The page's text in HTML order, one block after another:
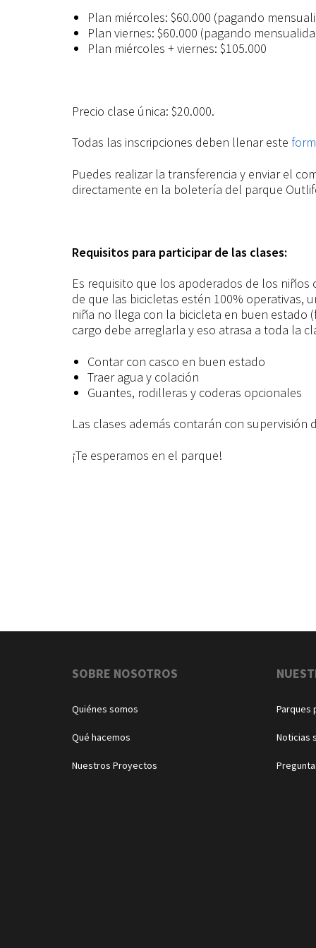
Plan miércoles: $60.000 (pagando
Plan viernes: $60.000 (pagando
Plan miércoles + viernes: $105.000
Precio clase única: $20.000.
Todas las inscripciones deben llenar este
Puedes realizar la transferencia y enviar el
directamente en la boletería del parque
Requisitos para participar de las clases:
Es requisito que los apoderados de los niños
de que las bicicletas estén 100% operativas,
niña no llega con la bicicleta en buen
cargo debe arreglarla y eso atrasa a toda la
Contar con casco en buen estado
Traer agua y colación
Guantes, rodilleras y coderas opcionales
Las clases además contarán con supervisión
¡Te esperamos en el parque!
NavegaciónSOBRE NOSOTROS
Quiénes somos
Qué hacemos
Nuestros Proyectos
Parques
Noticias